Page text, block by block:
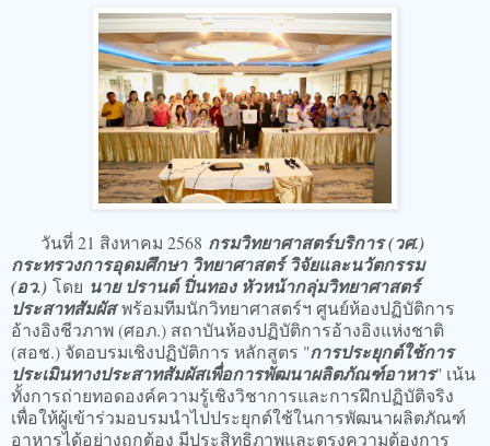
วันที่ 21 สิงหาคม 2568 กรมวิทยาศาสตร์บริการ (วศ.)
กระทรวงการอุดมศึกษา วิทยาศาสตร์ วิจัยและนวัตกรรม
(อว.) โดย นาย ปรานต์ ปิ่นทอง หัวหน้ากลุ่มวิทยาศาสตร์
ประสาทสัมผัสพร้อมทีมนักวิทยาศาสตร์ฯ ศูนย์ห้องปฏิบัติการ
อ้างอิงชีวภาพ (ศอภ.) สถาบันห้องปฏิบัติการอ้างอิงแห่งชาติ
(สอช.) จัดอบรมเชิงปฏิบัติการ หลักสูตร "การประยุกต์ใช้การ
ประเมินทางประสาทสัมผัสเพื่อการพัฒนาผลิตภัณฑ์อาหาร" เน้น
ทั้งการถ่ายทอดองค์ความรู้เชิงวิชาการและการฝึกปฏิบัติจริง
เพื่อให้ผู้เข้าร่วมอบรมนำไปประยุกต์ใช้ในการพัฒนาผลิตภัณฑ์
อาหารได้อย่างถูกต้อง มีประสิทธิภาพและตรงความต้องการ